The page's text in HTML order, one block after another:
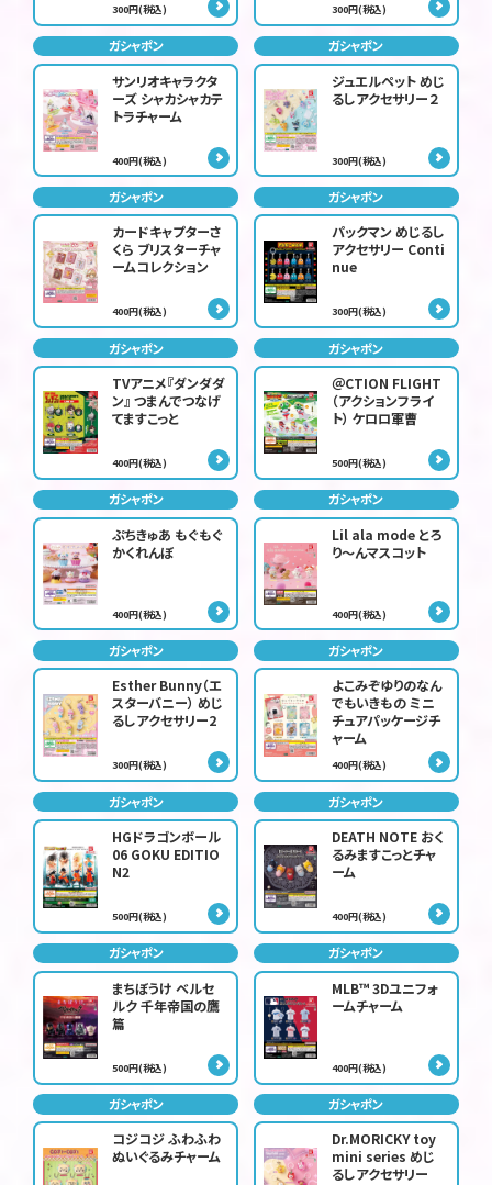
300円(税込) 300円(税込)
ガシャポン
サンリオキャラクタ
ーズ シャカシャカテ
トラチャーム
400円(税込)
ガシャポン
ジュエルペット めじ
るしアクセサリー２
300円(税込)
ガシャポン
カードキャプターさ
くら ブリスターチャ
ームコレクション
400円(税込)
ガシャポン
パックマン めじるし
アクセサリー Conti
nue
300円(税込)
ガシャポン
TVアニメ『ダンダダ
ン』 つまんでつなげ
てますこっと
400円(税込)
ガシャポン
＠CTION FLIGHT
（アクションフライ
ト） ケロロ軍曹
500円(税込)
ガシャポン
ぷちきゅあ もぐもぐ
かくれんぼ
400円(税込)
ガシャポン
Lil ala mode とろ
り～んマスコット
400円(税込)
ガシャポン
Esther Bunny（エ
スターバニー） めじ
るしアクセサリー2
300円(税込)
ガシャポン
よこみぞゆりのなん
でもいきもの ミニ
チュアパッケージチ
ャーム
400円(税込)
ガシャポン
HGドラゴンボール
06 GOKU EDITIO
N2
500円(税込)
ガシャポン
DEATH NOTE おく
るみますこっとチャ
ーム
400円(税込)
ガシャポン
まちぼうけ ベルセ
ルク 千年帝国の鷹
篇
500円(税込)
ガシャポン
MLB™ 3Dユニフォ
ームチャーム
400円(税込)
ガシャポン
コジコジ ふわふわ
ぬいぐるみチャーム
ガシャポン
Dr.MORICKY toy
mini series めじ
るしアクセサリー